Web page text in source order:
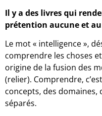
Il y a des livres qui
prétention aucune et
Le mot « intelligence »,
comprendre les choses
origine de la fusion des
(relier). Comprendre,
concepts, des domaines,
séparés.